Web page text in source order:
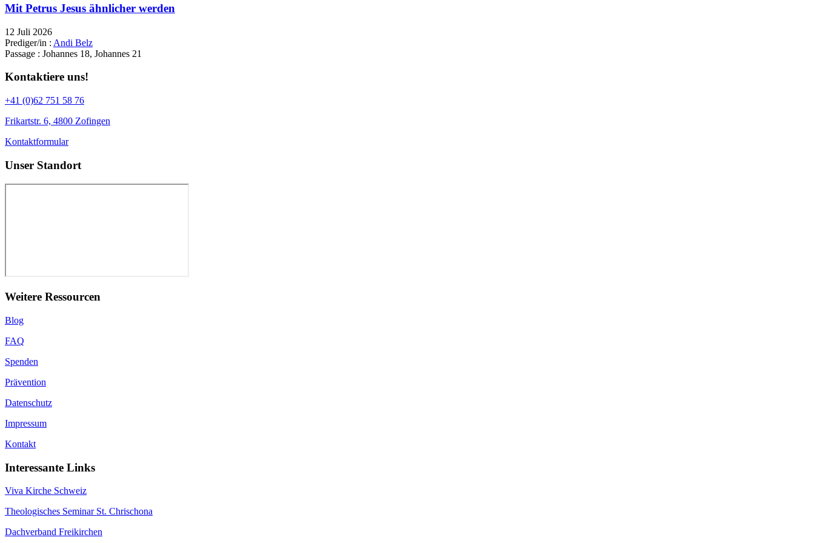
Mit Petrus Jesus ähnlicher werden
12 Juli 2026
Prediger/in : Andi Belz
Passage : Johannes 18, Johannes 21
Kontaktiere uns!
+41 (0)62 751 58 76
Frikartstr. 6, 4800 Zofingen
Kontaktformular
Unser Standort
Weitere Ressourcen
Blog
FAQ
Spenden
Prävention
Datenschutz
Impressum
Kontakt
Interessante Links
Viva Kirche Schweiz
Theologisches Seminar St. Chrischona
Dachverband Freikirchen